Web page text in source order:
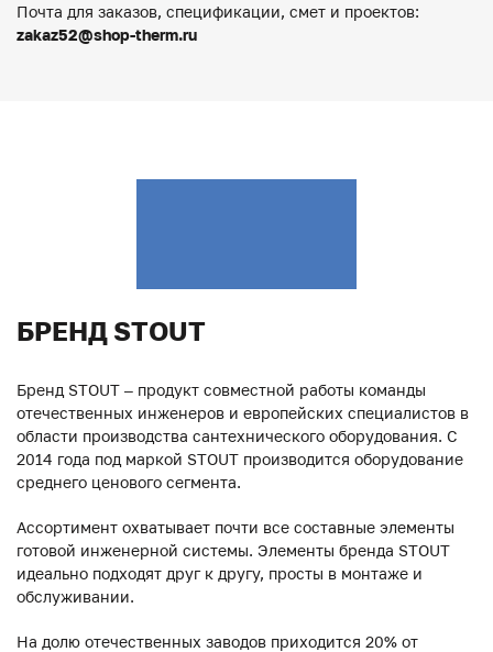
Почта для заказов, спецификации, смет и проектов:
zakaz52@shop-therm.ru
БРЕНД STOUT
Бренд STOUT – продукт совместной работы команды
отечественных инженеров и европейских специалистов в
области производства сантехнического оборудования. С
2014 года под маркой STOUT производится оборудование
среднего ценового сегмента.
Ассортимент охватывает почти все составные элементы
готовой инженерной системы. Элементы бренда STOUT
идеально подходят друг к другу, просты в монтаже и
обслуживании.
На долю отечественных заводов приходится 20% от